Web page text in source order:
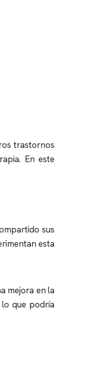
trastornos
En este
sus
esta
mejora en la
que podría